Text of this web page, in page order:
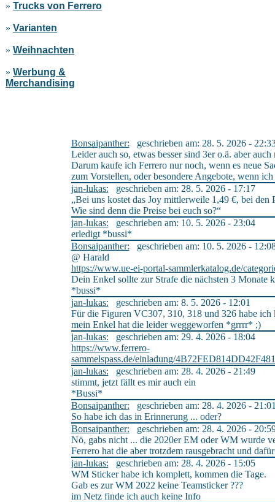
» Trucks von Ferrero
» Varianten
» Weihnachten
» Werbung &
Merchandising
Bonsaipanther: geschrieben am: 28. 5. 2026 -
Leider auch so, etwas besser sind 3er o.ä. aber auch
Darum kaufe ich Ferrero nur noch, wenn es neue
zum Vorstellen, oder besondere Angebote, wenn
jan-lukas: geschrieben am: 28. 5. 2026 - 17:17
„Bei uns kostet das Joy mittlerweile 1,49 €, bei den
Wie sind denn die Preise bei euch so?“
jan-lukas: geschrieben am: 10. 5. 2026 - 23:04
erledigt *bussi*
Bonsaipanther: geschrieben am: 10. 5. 2026 -
@ Harald
https://www.ue-ei-portal-sammlerkatalog.de/
Dein Enkel sollte zur Strafe die nächsten 3 Monate
*bussi*
jan-lukas: geschrieben am: 8. 5. 2026 - 12:01
Für die Figuren VC307, 310, 318 und 326 habe ich
mein Enkel hat die leider weggeworfen *grrrr* ;)
jan-lukas: geschrieben am: 29. 4. 2026 - 18:04
https://www.ferrero-
sammelspass.de/einladung/
jan-lukas: geschrieben am: 28. 4. 2026 - 21:49
stimmt, jetzt fällt es mir auch ein
*Bussi*
Bonsaipanther: geschrieben am: 28. 4. 2026 -
So habe ich das in Erinnerung ... oder?
Bonsaipanther: geschrieben am: 28. 4. 2026 -
Nö, gabs nicht ... die 2020er EM oder WM wurde
Ferrero hat die aber trotzdem rausgebracht und
jan-lukas: geschrieben am: 28. 4. 2026 - 15:05
WM Sticker habe ich komplett, kommen die Tage.
Gab es zur WM 2022 keine Teamsticker ???
im Netz finde ich auch keine Info